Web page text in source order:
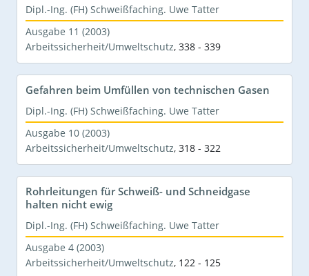
Dipl.-Ing. (FH) Schweißfaching. Uwe Tatter
Ausgabe 11 (2003)
Arbeitssicherheit/Umweltschutz, 338 - 339
Gefahren beim Umfüllen von technischen Gasen
Dipl.-Ing. (FH) Schweißfaching. Uwe Tatter
Ausgabe 10 (2003)
Arbeitssicherheit/Umweltschutz, 318 - 322
Rohrleitungen für Schweiß- und Schneidgase
halten nicht ewig
Dipl.-Ing. (FH) Schweißfaching. Uwe Tatter
Ausgabe 4 (2003)
Arbeitssicherheit/Umweltschutz, 122 - 125